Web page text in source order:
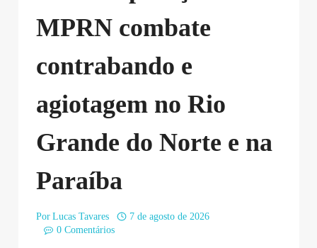
MPRN combate
contrabando e
agiotagem no Rio
Grande do Norte e na
Paraíba
Por Lucas Tavares
7 de agosto de 2026
0 Comentários